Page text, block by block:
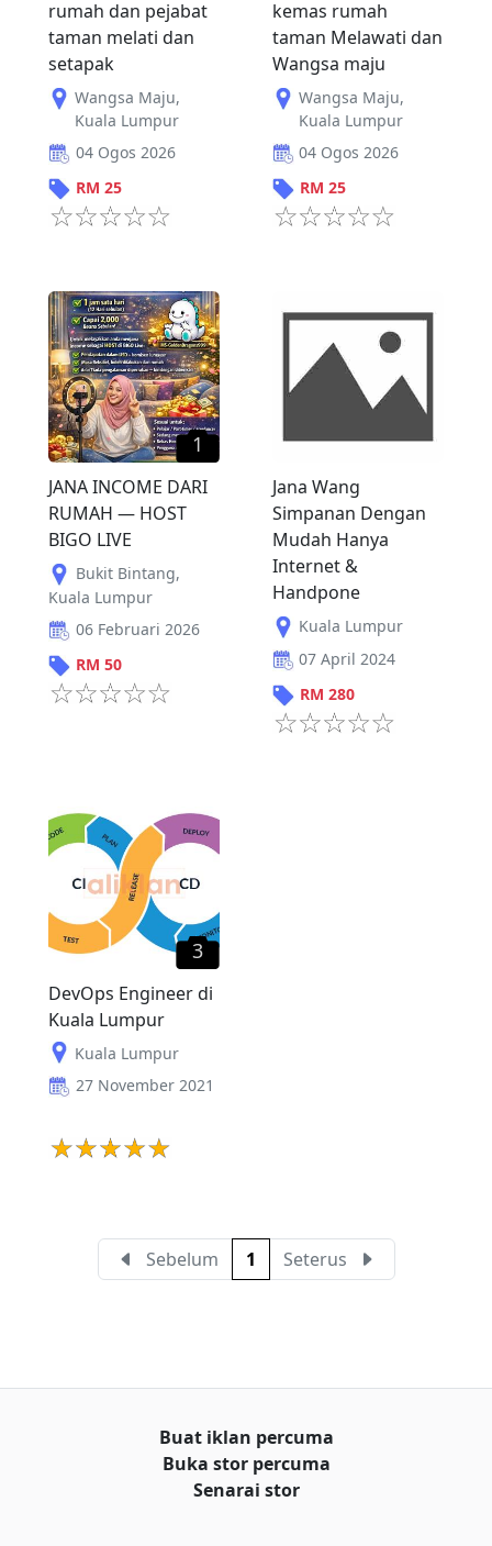
rumah dan pejabat
taman melati dan
setapak
Wangsa Maju,
Kuala Lumpur
04 Ogos 2026
RM 25
kemas rumah
taman Melawati dan
Wangsa maju
Wangsa Maju,
Kuala Lumpur
04 Ogos 2026
RM 25
1
JANA INCOME DARI
RUMAH — HOST
BIGO LIVE
Bukit Bintang,
Kuala Lumpur
06 Februari 2026
RM 50
Jana Wang
Simpanan Dengan
Mudah Hanya
Internet &
Handpone
Kuala Lumpur
07 April 2024
RM 280
3
DevOps Engineer di
Kuala Lumpur
Kuala Lumpur
27 November 2021
Sebelum 1 Seterus
Buat iklan percuma
Buka stor percuma
Senarai stor